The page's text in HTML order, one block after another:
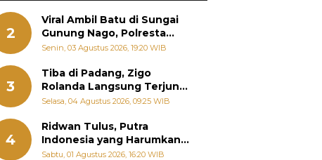
2
Viral Ambil Batu di Sungai
Gunung Nago, Polresta
Padang Ungkap Fakta
Senin, 03 Agustus 2026, 19:20 WIB
3
Tiba di Padang, Zigo
Rolanda Langsung Terjun
Bantu Warga Terdampak
Selasa, 04 Agustus 2026, 09:25 WIB
4
Ridwan Tulus, Putra
Indonesia yang Harumkan
Nama Bangsa hingga
Sabtu, 01 Agustus 2026, 16:20 WIB